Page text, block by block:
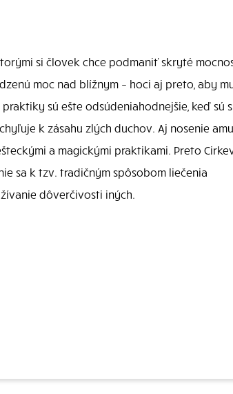
si človek chce podmaniť skryté
moc nad blížnym – hoci aj preto, aby
sú ešte odsúdeniahodnejšie, keď sú
k zásahu zlých duchov. Aj nosenie
a magickými praktikami. Preto
sa k tzv. tradičným spôsobom liečenia
dôverčivosti iných.